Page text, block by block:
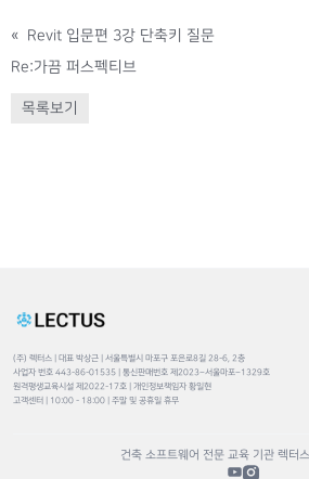
« Revit 입문편 3강 단축키 질문
Re:가끔 퍼스펙티브
목록보기